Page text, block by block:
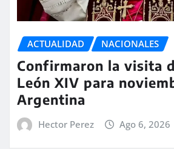
ACTUALIDAD NACIONALES
Confirmaron la visita
León XIV para
Argentina
Hector Perez Ago 6, 2026